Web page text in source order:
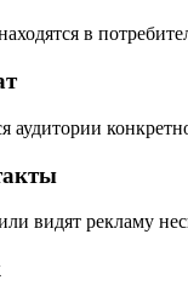
в
аудитории
видят рекламу